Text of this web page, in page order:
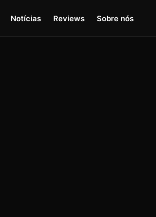
Notícias Reviews Sobre nós